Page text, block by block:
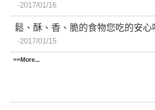
2017/01/16
鬆、酥、香、脆的食物您吃的安心
2017/01/15
>>More...